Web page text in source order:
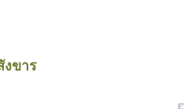
ขาร